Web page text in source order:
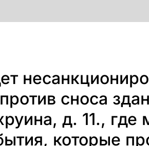
сноса
д. 11., где
которые